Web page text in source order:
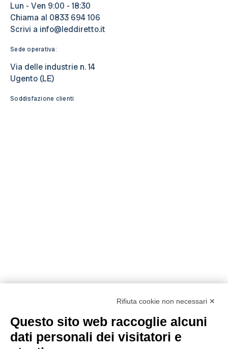
Lun - Ven 9:00 - 18:30
Chiama al 0833 694 106
Scrivi a info@leddiretto.it
Sede operativa:
Via delle industrie n. 14
Ugento (LE)
Soddisfazione clienti
Metodi di pagamento
Rifiuta cookie non necessari ✕
Questo sito web raccoglie alcuni
dati personali dei visitatori e